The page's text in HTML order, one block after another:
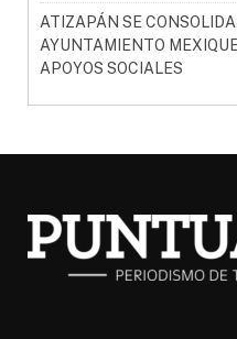
ATIZAPÁN SE
AYUNTAMIENTO
APOYOS SOCIALES